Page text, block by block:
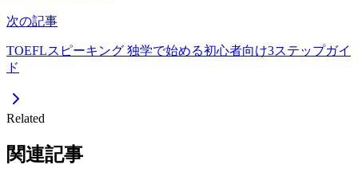
次の記事
TOEFLスピーキング 独学で始める初心者向け3ステップガイ
ド
Related
関連記事